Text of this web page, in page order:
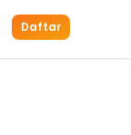
Daftar